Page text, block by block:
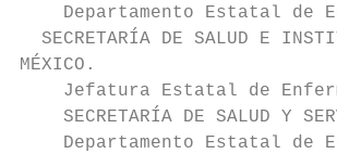
Departamento Estatal de
SECRETARÍA DE SALUD E
MÉXICO.
Jefatura Estatal de
SECRETARÍA DE SALUD Y
Departamento Estatal de